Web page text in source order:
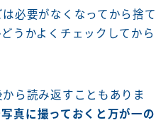
必要がなくなってから捨て
うかよくチェックしてから
ら読み返すこともありま
真に撮っておくと万が一の